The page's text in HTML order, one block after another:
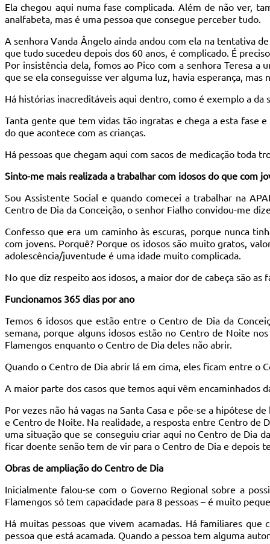
Ela chegou aqui numa fase complicada. Além de não ver,
analfabeta, mas é uma pessoa que consegue perceber tudo.
A senhora Vanda Ângelo ainda andou com ela na tentativa
que tudo sucedeu depois dos 60 anos, é complicado. É
Por insistência dela, fomos ao Pico com a senhora Teresa
que se ela conseguisse ver alguma luz, havia esperança,
Há histórias inacreditáveis aqui dentro, como é exemplo a
Tanta gente que tem vidas tão ingratas e chega a esta fase
do que acontece com as crianças.
Há pessoas que chegam aqui com sacos de medicação toda
Sinto-me mais realizada a trabalhar com idosos do que com
Sou Assistente Social e quando comecei a trabalhar na
Centro de Dia da Conceição, o senhor Fialho convidou-me
Confesso que era um caminho às escuras, porque nunca
com jovens. Porquê? Porque os idosos são muito gratos,
adolescência/juventude é uma idade muito complicada.
No que diz respeito aos idosos, a maior dor de cabeça são as
Funcionamos 365 dias por ano
Temos 6 idosos que estão entre o Centro de Dia da
semana, porque alguns idosos estão no Centro de Noite
Flamengos enquanto o Centro de Dia deles não abrir.
Quando o Centro de Dia abrir lá em cima, eles ficam entre o
A maior parte dos casos que temos aqui vêm encaminhados
Por vezes não há vagas na Santa Casa e põe-se a hipótese
e Centro de Noite. Na realidade, a resposta entre Centro de
uma situação que se conseguiu criar aqui no Centro de Dia
ficar doente senão tem de vir para o Centro de Dia e depois
Obras de ampliação do Centro de Dia
Inicialmente falou-se com o Governo Regional sobre a
Flamengos só tem capacidade para 8 pessoas – é muito
Há muitas pessoas que vivem acamadas. Há familiares
pessoa que está acamada. Quando a pessoa tem alguma